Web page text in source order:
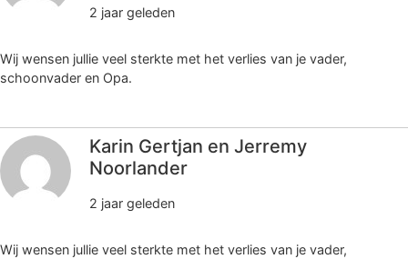
2 jaar geleden
Wij wensen jullie veel sterkte met het verlies van je vader,
schoonvader en Opa.
Karin Gertjan en Jerremy
Noorlander
2 jaar geleden
Wij wensen jullie veel sterkte met het verlies van je vader,